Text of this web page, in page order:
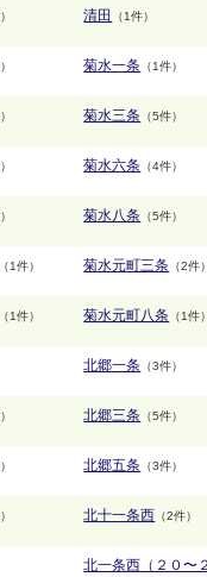
清田 （1件）
菊水一条 （1件）
菊水三条 （5件）
菊水六条 （4件）
菊水八条 （5件）
（1件） 菊水元町三条 （2件）
（1件） 菊水元町八条 （1件）
北郷一条 （3件）
北郷三条 （5件）
北郷五条 （3件）
北十一条西 （2件）
北一条西（２０〜